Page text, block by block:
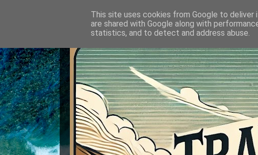
This site uses cookies from Google to deliver
are shared with Google along with
statistics, and to detect and address abuse.